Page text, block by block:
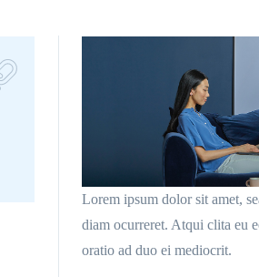
Lorem ipsum dolor sit amet,
diam ocurreret. Atqui clita eu
oratio ad duo ei mediocrit.